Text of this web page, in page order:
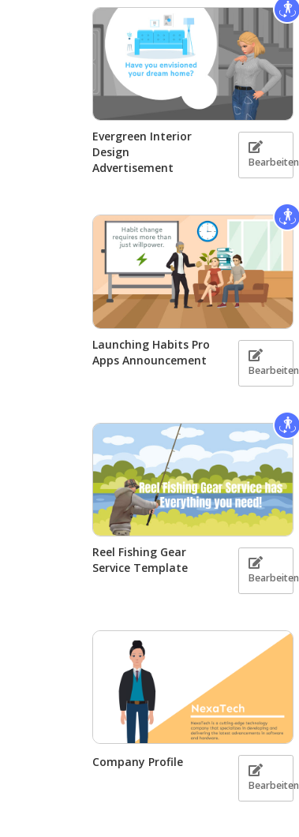
Evergreen Interior
Design
Advertisement
Bearbeiten
Launching Habits Pro
Apps Announcement
Bearbeiten
Reel Fishing Gear
Service Template
Bearbeiten
Company Profile
Bearbeiten